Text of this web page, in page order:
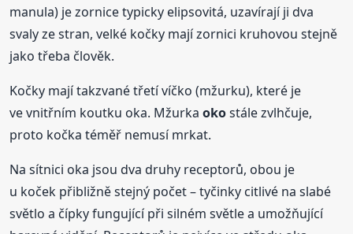
manula) je zornice typicky elipsovitá, uzavírají ji dva
svaly ze stran, velké kočky mají zornici kruhovou stejně
jako třeba člověk.
Kočky mají takzvané třetí víčko (mžurku), které je
ve vnitřním koutku oka. Mžurkaokostále zvlhčuje,
proto kočka téměř nemusí mrkat.
Na sítnici oka jsou dva druhy receptorů, obou je
u koček přibližně stejný počet – tyčinky citlivé na slabé
světlo a čípky fungující při silném světle a umožňující